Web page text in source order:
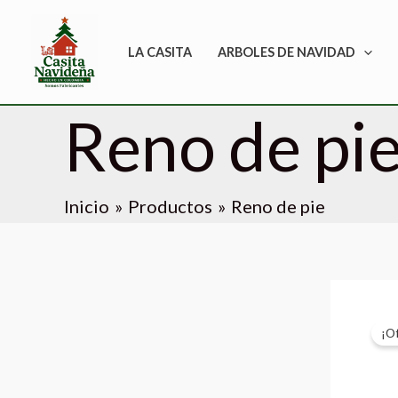
contenido
LA CASITA ARBOLES DE NAVIDAD
Reno de
Inicio Productos Reno de pie